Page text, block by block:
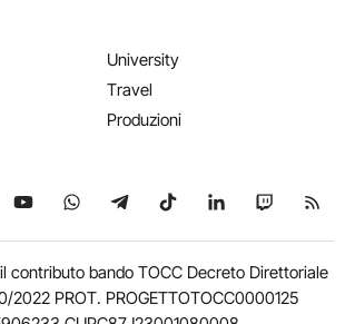
University
Travel
Produzioni
su X
Seguici su YouTube
Seguici su WhatsApp
Seguici su Telegram
Seguici su TikTok
Seguici su
Seguici
contributo bando TOCC Decreto Direttoriale
2022 PROT. PROGETTOTOCC0000125